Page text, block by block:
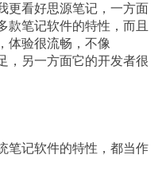
更看好思源笔记，一方面
款笔记软件的特性，而且
体验很流畅，不像
，另一方面它的开发者很
笔记软件的特性，都当作